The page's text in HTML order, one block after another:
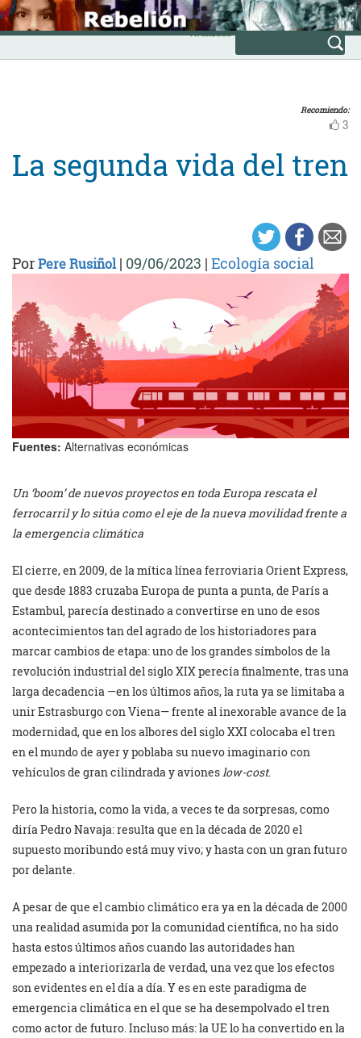
Skip
to
content
INICIO
Avanzada
Recomiendo:
3
La segunda vida del tren
PorPere Rusiñol| 09/06/2023 | Ecología social
Fuentes: Alternativas económicas
Un ‘boom’ de nuevos proyectos en toda Europa rescata el
ferrocarril y lo sitúa como el eje de la nueva movilidad frente a
la emergencia climática
El cierre, en 2009, de la mítica línea ferroviaria Orient Express,
que desde 1883 cruzaba Europa de punta a punta, de París a
Estambul, parecía destinado a convertirse en uno de esos
acontecimientos tan del agrado de los historiadores para
marcar cambios de etapa: uno de los grandes símbolos de la
revolución industrial del siglo XIX perecía finalmente, tras una
larga decadencia —en los últimos años, la ruta ya se limitaba a
unir Estrasburgo con Viena— frente al inexorable avance de la
modernidad, que en los albores del siglo XXI colocaba el tren
en el mundo de ayer y poblaba su nuevo imaginario con
vehículos de gran cilindrada y aviones low-cost.
Pero la historia, como la vida, a veces te da sorpresas, como
diría Pedro Navaja: resulta que en la década de 2020 el
supuesto moribundo está muy vivo; y hasta con un gran futuro
por delante.
A pesar de que el cambio climático era ya en la década de 2000
una realidad asumida por la comunidad científica, no ha sido
hasta estos últimos años cuando las autoridades han
empezado a interiorizarla de verdad, una vez que los efectos
son evidentes en el día a día. Y es en este paradigma de
emergencia climática en el que se ha desempolvado el tren
como actor de futuro. Incluso más: la UE lo ha convertido en la